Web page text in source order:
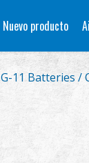
Nuevo producto
G-11 Batteries /